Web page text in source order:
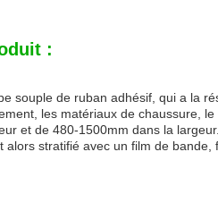
:
souple de ruban adhésif, qui a la
les matériaux de chaussure,
et de 480-1500mm dans la
alors stratifié avec un film de